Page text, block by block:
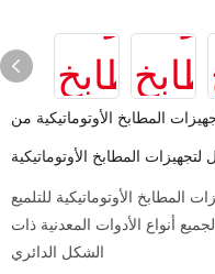
لتجهيزات المطابخ الأوتوماتيكية
المطابخ الأوتوماتيكية للتلميع
أنواع الأدوات المعدنية ذات
الشكل الدائري